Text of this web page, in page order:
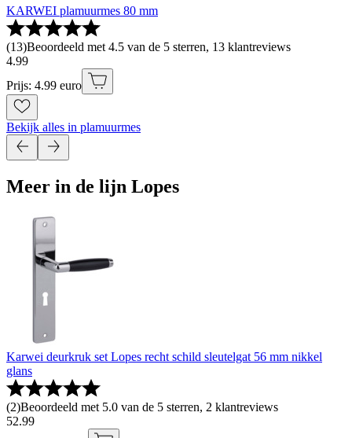
KARWEI plamuurmes 80 mm
(13)Beoordeeld met 4.5 van de 5 sterren, 13 klantreviews
4.99
Prijs: 4.99 euro
Bekijk alles in plamuurmes
Meer in de lijn Lopes
Karwei deurkruk set Lopes recht schild sleutelgat 56 mm nikkel
glans
(2)Beoordeeld met 5.0 van de 5 sterren, 2 klantreviews
52.99